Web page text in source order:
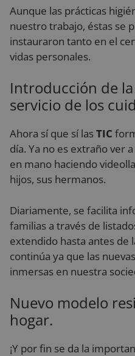
Aunque las prácticas
nuestro trabajo, éstas se
instauraron tanto en el
vidas personales.
Introducción de
servicio de los
Ahora sí que sí lasTIC
día. Ya no es extraño ver
en mano haciendo
hijos, sus hermanos.
Diariamente, se facilita
familias a través de
extendido hasta antes de
continúa ya que las
inmersas en nuestra
Nuevo modelo
hogar.
¡Y por fin se da la